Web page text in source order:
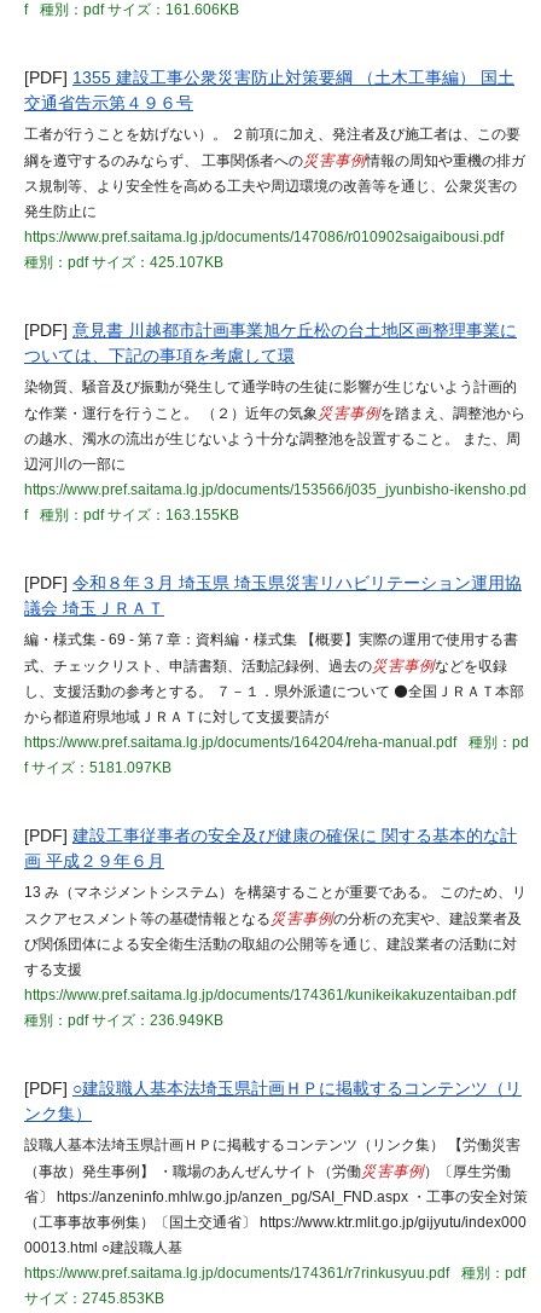
f
種別：pdfサイズ：161.606KB
[PDF] 1355 建設工事公衆災害防止対策要綱 （土木工事編） 国土
交通省告示第４９６号
工者が行うことを妨げない）。 ２前項に加え、発注者及び施工者は、この要
綱を遵守するのみならず、 工事関係者への災害事例情報の周知や重機の排ガ
ス規制等、より安全性を高める工夫や周辺環境の改善等を通じ、公衆災害の
発生防止に
https://www.pref.saitama.lg.jp/documents/147086/r010902saigaibousi.pdf
種別：pdfサイズ：425.107KB
[PDF] 意見書 川越都市計画事業旭ケ丘松の台土地区画整理事業に
ついては、下記の事項を考慮して環
染物質、騒音及び振動が発生して通学時の生徒に影響が生じないよう計画的
な作業・運行を行うこと。 （２）近年の気象 災害事例を踏まえ、調整池から
の越水、濁水の流出が生じないよう十分な調整池を設置すること。 また、周
辺河川の一部に
https://www.pref.saitama.lg.jp/documents/153566/j035_jyunbisho-ikensho.pd
f
種別：pdfサイズ：163.155KB
[PDF] 令和８年３月 埼玉県 埼玉県災害リハビリテーション運用協
議会 埼玉ＪＲＡＴ
編・様式集 - 69 - 第７章：資料編・様式集 【概要】実際の運用で使用する書
式、チェックリスト、申請書類、活動記録例、過去の災害事例などを収録
し、支援活動の参考とする。 ７－１．県外派遣について ⚫全国ＪＲＡＴ本部
から都道府県地域ＪＲＡＴに対して支援要請が
https://www.pref.saitama.lg.jp/documents/164204/reha-manual.pdf
種別：pd
fサイズ：5181.097KB
[PDF] 建設工事従事者の安全及び健康の確保に 関する基本的な計
画 平成２９年６月
13 み（マネジメントシステム）を構築することが重要である。 このため、リ
スクアセスメント等の基礎情報となる 災害事例の分析の充実や、建設業者及
び関係団体による安全衛生活動の取組の公開等を通じ、建設業者の活動に対
する支援
https://www.pref.saitama.lg.jp/documents/174361/kunikeikakuzentaiban.pdf
種別：pdfサイズ：236.949KB
[PDF] ○建設職人基本法埼玉県計画ＨＰに掲載するコンテンツ（リ
ンク集）
設職人基本法埼玉県計画ＨＰに掲載するコンテンツ（リンク集） 【労働災害
（事故）発生事例】 ・職場のあんぜんサイト（労働災害事例）〔厚生労働
省〕 https://anzeninfo.mhlw.go.jp/anzen_pg/SAI_FND.aspx ・工事の安全対策
（工事事故事例集）〔国土交通省〕 https://www.ktr.mlit.go.jp/gijyutu/index000
00013.html ○建設職人基
https://www.pref.saitama.lg.jp/documents/174361/r7rinkusyuu.pdf
種別：pdf
サイズ：2745.853KB